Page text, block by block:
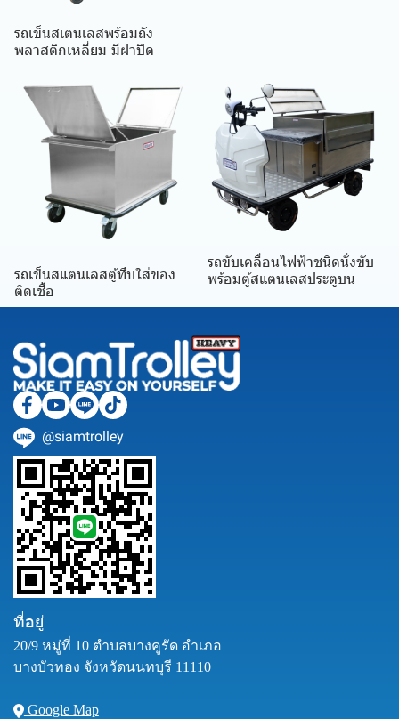
รถเข็นสเตนเลสพร้อมถัง
พลาสติกเหลี่ยม มีฝาปิด
รถเข็นสแตนเลสตู้ทึบใส่ของ
ติดเชื้อ
รถขับเคลื่อนไฟฟ้าชนิดนั่งขับ
พร้อมตู้สแตนเลสประตูบน
@siamtrolley
ที่อยู่
20/9 หมู่ที่ 10 ตำบลบางคูรัด อำเภอ
บางบัวทอง จังหวัดนนทบุรี 11110
Google Map